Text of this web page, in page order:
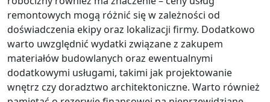
remontowych mogą różnić się w zależności od
doświadczenia ekipy oraz lokalizacji firmy. Dodatkowo
warto uwzględnić wydatki związane z zakupem
materiałów budowlanych oraz ewentualnymi
dodatkowymi usługami, takimi jak projektowanie
wnętrz czy doradztwo architektoniczne. Warto również